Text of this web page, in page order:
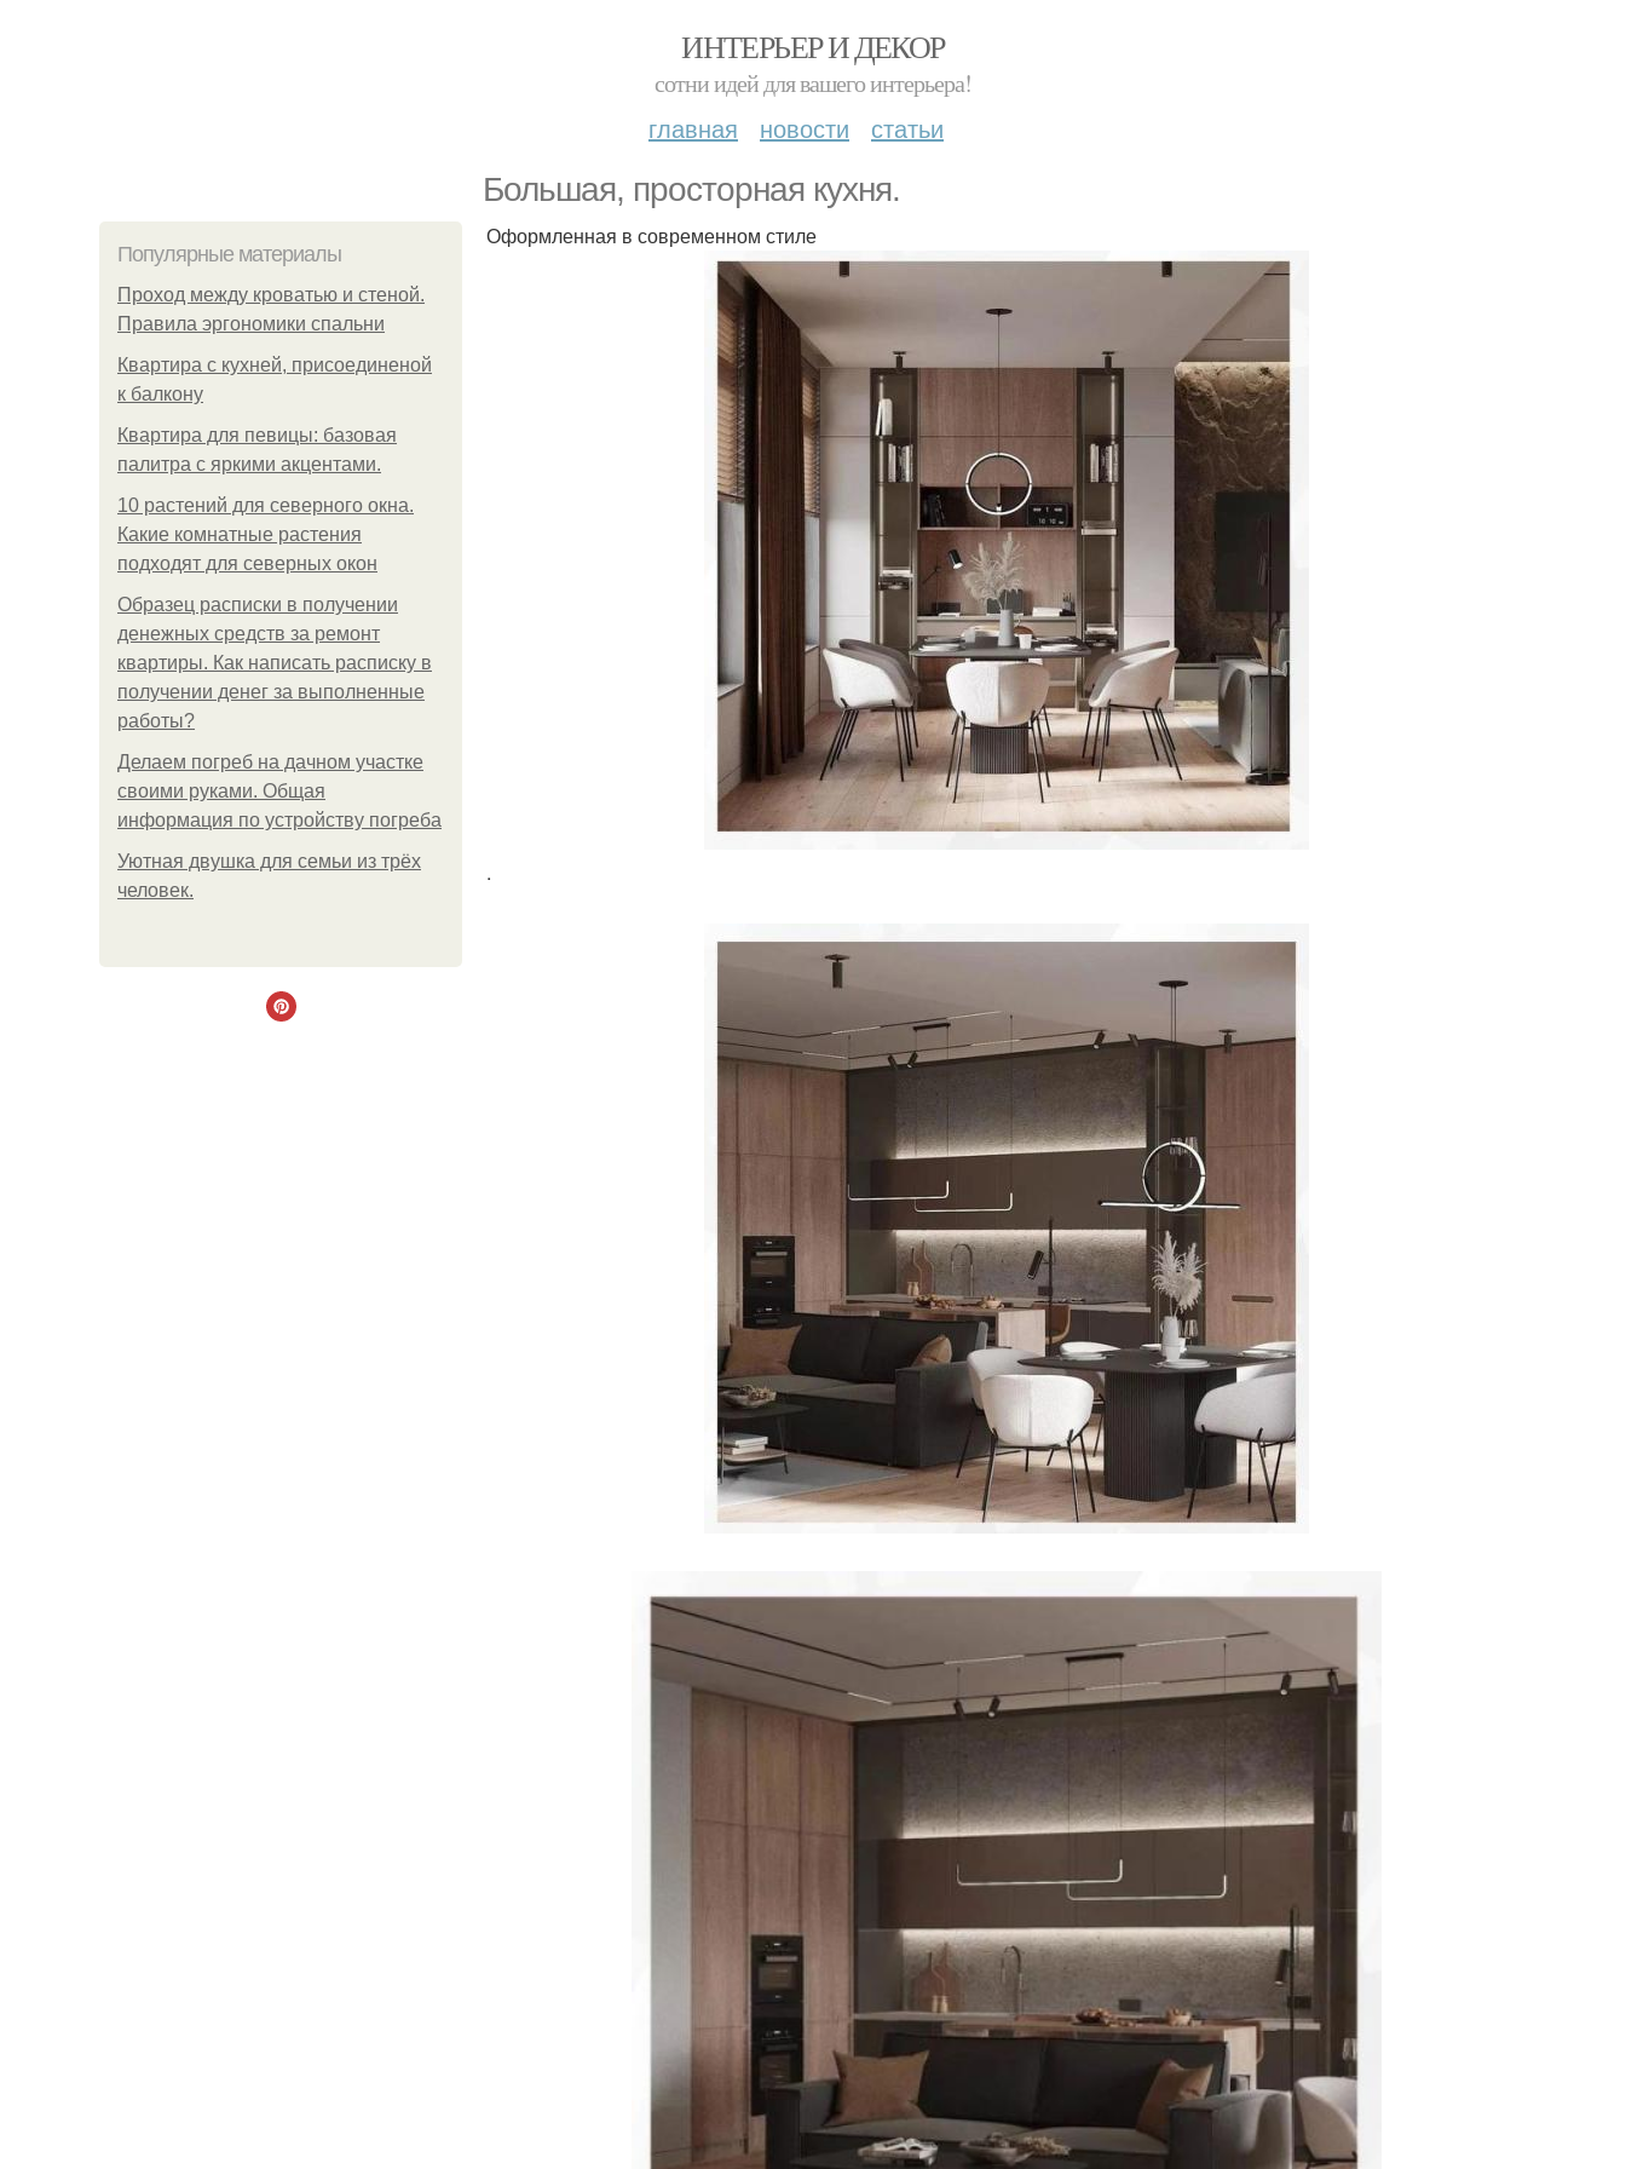
ИНТЕРЬЕР И ДЕКОР
сотни идей для вашего интерьера!
главная новости статьи
Большая, просторная кухня.
Популярные материалы
Проход между кроватью и стеной.
Правила эргономики спальни
Квартира с кухней, присоединеной
к балкону
Квартира для певицы: базовая
палитра с яркими акцентами.
10 растений для северного окна.
Какие комнатные растения
подходят для северных окон
Образец расписки в получении
денежных средств за ремонт
квартиры. Как написать расписку в
получении денег за выполненные
работы?
Делаем погреб на дачном участке
своими руками. Общая
информация по устройству погреба
Уютная двушка для семьи из трёх
человек.
Оформленная в современном стиле
.